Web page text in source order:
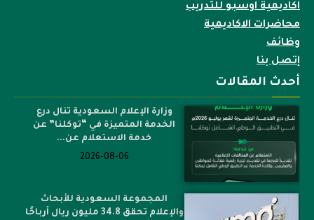
اكاديمية اوسبو للتدريب
محاضرات الاكاديمية
وظائف
إتصل بنا
أحدث المقالات
وزارة الإعلام السعودية تنال درع
الخدمة المتميزة في “توكلنا” عن
خدمة الاستعلام عن...
2026-08-06
المجموعة السعودية للأبحاث
والإعلام تحقق 34.8 مليون ريال أرباحًا